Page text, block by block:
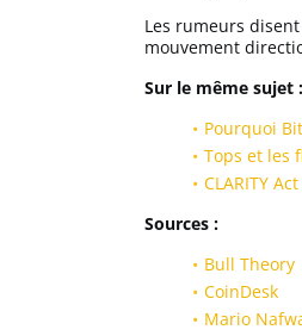
Les rumeurs
mouvement
Sur le même sujet :
Pourquoi
Tops et les
CLARITY
Sources :
Bull Theory
CoinDesk
Mario